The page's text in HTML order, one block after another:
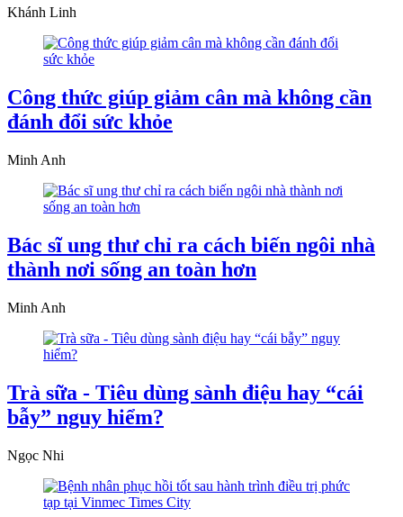
Khánh Linh
Công thức giúp giảm cân mà không cần
đánh đổi sức khỏe
Minh Anh
Bác sĩ ung thư chỉ ra cách biến ngôi nhà
thành nơi sống an toàn hơn
Minh Anh
Trà sữa - Tiêu dùng sành điệu hay “cái
bẫy” nguy hiểm?
Ngọc Nhi